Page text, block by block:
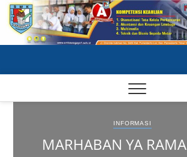
Skip
content
INFORMASI
MARHABAN YA